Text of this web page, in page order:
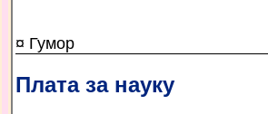
¤ Гумор
Плата за науку